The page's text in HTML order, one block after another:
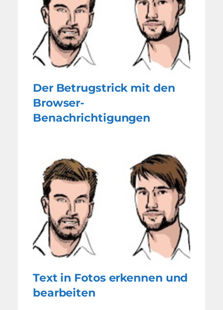
Der Betrugstrick mit den
Browser-
Benachrichtigungen
Text in Fotos erkennen und
bearbeiten